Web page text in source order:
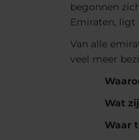
begonnen
Emiraten, ligt
Van alle
veel meer
Wat
Waar